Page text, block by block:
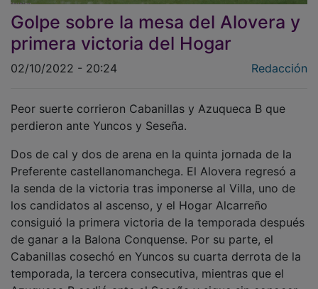
Golpe sobre la mesa del Alovera y
primera victoria del Hogar
02/10/2022 - 20:24
perdieron ante Yuncos y Seseña.
Preferente castellanomanchega. El Alovera regresó a
la senda de la victoria tras imponerse al Villa, uno de
los candidatos al ascenso, y el Hogar Alcarreño
consiguió la primera victoria de la temporada después
de ganar a la Balona Conquense. Por su parte, el
Cabanillas cosechó en Yuncos su cuarta derrota de la
temporada, la tercera consecutiva, mientras que el
Azuqueca B cedió ante el Seseña y sigue sin conocer